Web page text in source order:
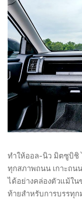
ทำให้ออล-นิว มิตซูบิชิ
ทุกสภาพถนน เกาะถน
ได้อย่างคล่องตัวแม้ใ
ท้ายสำหรับการบรรทุ